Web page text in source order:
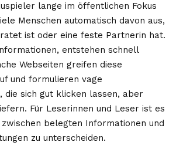
lange im öffentlichen Fokus
Menschen automatisch davon aus,
ist oder eine feste Partnerin hat.
entstehen schnell
Webseiten greifen diese
und formulieren vage
die sich gut klicken lassen, aber
Für Leserinnen und Leser ist es
belegten Informationen und
zu unterscheiden.